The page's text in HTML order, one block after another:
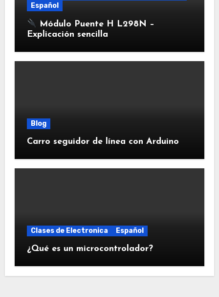
Español
Módulo Puente H L298N –
Explicación sencilla
Blog
Carro seguidor de línea con Arduino
Clases de Electronica Español
¿Qué es un microcontrolador?